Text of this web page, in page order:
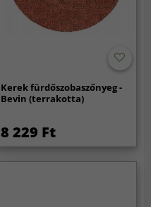
Kerek fürdőszobaszőnyeg -
Bevin (terrakotta)
8 229 Ft